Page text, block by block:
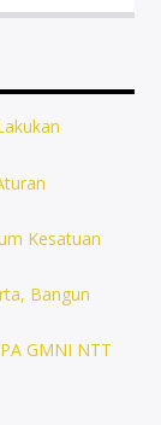
Kesatuan
Bangun
GMNI NTT